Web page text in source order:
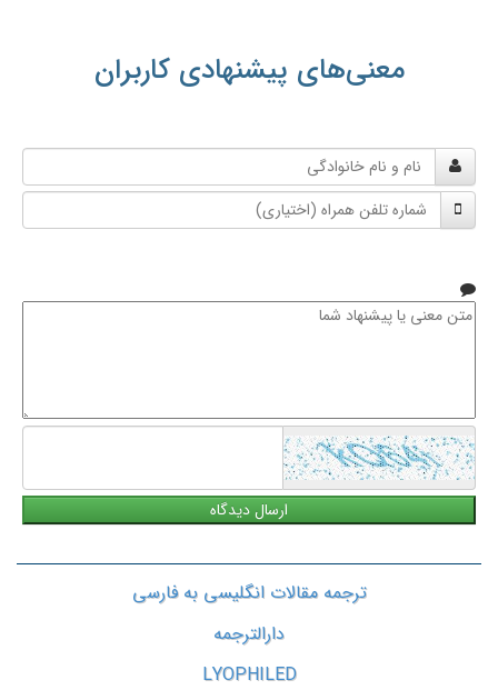
معنی‌های پیشنهادی کاربران
و
نام
خانوادگی
شماره
تلفن
متن
ترجمه مقالات انگلیسی به فارسی
دارالترجمه
LYOPHILED